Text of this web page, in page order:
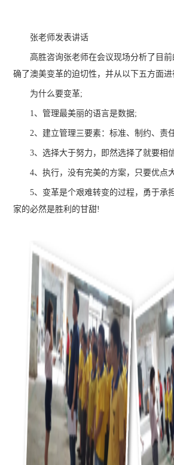
张老师发表讲话
高胜咨询张老师在会议现场分析了目前
确了澳美变革的迫切性，并从以下五方面进
为什么要变革;
1、管理最美丽的语言是数据;
2、建立管理三要素：标准、制约、责
3、选择大于努力，即然选择了就要相
4、执行，没有完美的方案，只要优点大
5、变革是个艰难转变的过程，勇于承
家的必然是胜利的甘甜!